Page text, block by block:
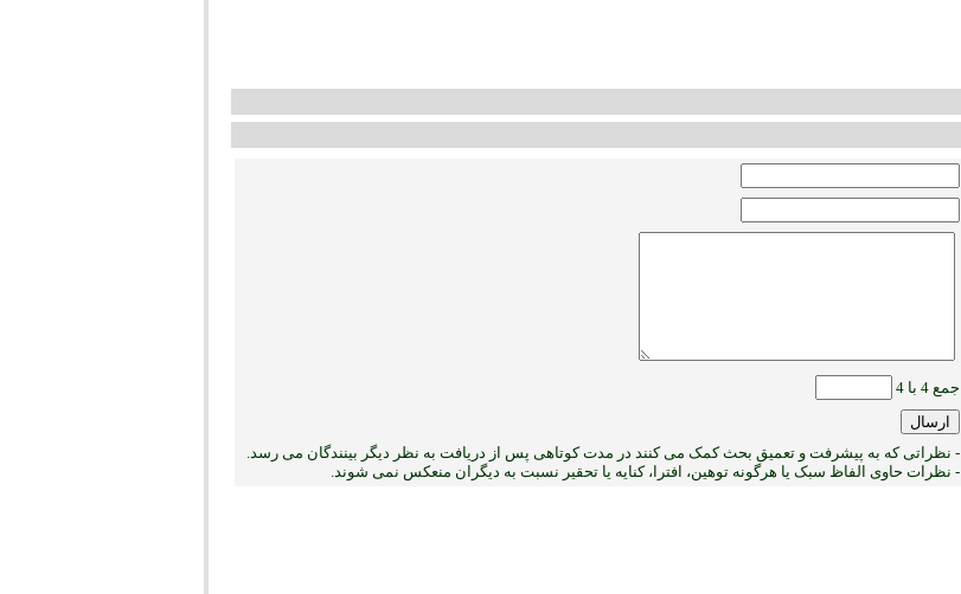
جمع 4 با 4
- نظراتی که به پیشرفت و تعمیق بحث کمک می کنند در مدت کوتاهی پس از دریافت به نظر دیگر بینندگان می رسد.
- نظرات حاوی الفاظ سبک یا هرگونه توهین، افترا، کنایه یا تحقیر نسبت به دیگران منعکس نمی ‏شوند.